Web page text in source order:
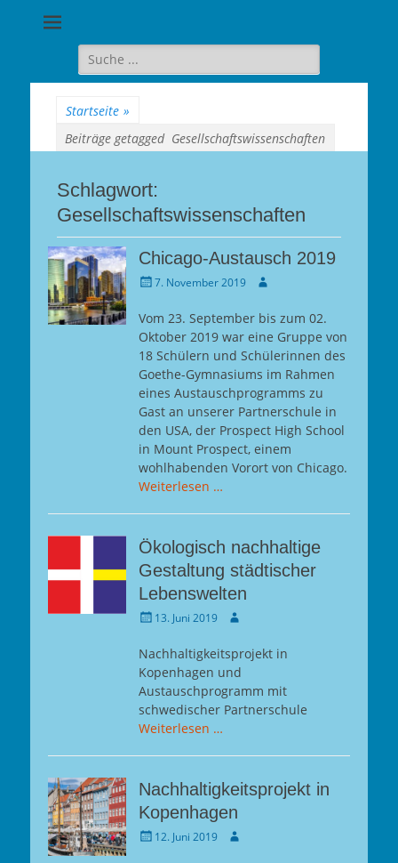
Berlin-
Suche
für:
Startseite »
Beiträge getagged Gesellschaftswissenschaften
Schlagwort:
Gesellschaftswissenschaften
Chicago-Austausch 2019
Gepostet
7. November 2019 Autor
Vom 23. September bis zum 02.
Oktober 2019 war eine Gruppe von
18 Schülern und Schülerinnen des
Goethe-Gymnasiums im Rahmen
eines Austauschprogramms zu
Gast an unserer Partnerschule in
den USA, der Prospect High School
in Mount Prospect, einem
wohlhabenden Vorort von Chicago.
Weiterlesen …
Ökologisch nachhaltige
Gestaltung städtischer
Lebenswelten
Gepostet
13. Juni 2019 Autor
Nachhaltigkeitsprojekt in
Kopenhagen und
Austauschprogramm mit
schwedischer Partnerschule
Weiterlesen …
Nachhaltigkeitsprojekt in
Kopenhagen
Gepostet
12. Juni 2019 Autor